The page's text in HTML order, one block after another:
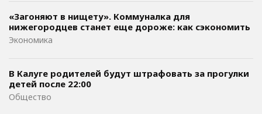
«Загоняют в нищету». Коммуналка для
нижегородцев станет еще дороже: как сэкономить
Экономика
В Калуге родителей будут штрафовать за прогулки
детей после 22:00
Общество